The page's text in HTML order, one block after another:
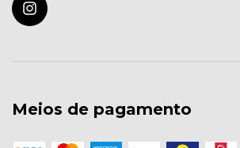
Meios de pagamento